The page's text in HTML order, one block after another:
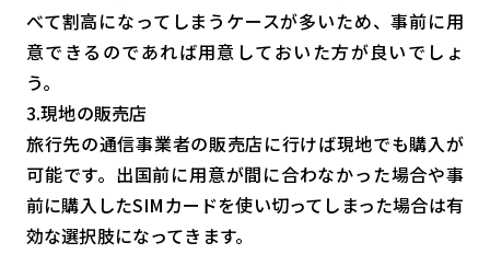
べて割高になってしまうケースが多いため、事前に用
意できるのであれば用意しておいた方が良いでしょ
う。
3.現地の販売店
旅行先の通信事業者の販売店に行けば現地でも購入が
可能です。出国前に用意が間に合わなかった場合や事
前に購入したSIMカードを使い切ってしまった場合は有
効な選択肢になってきます。